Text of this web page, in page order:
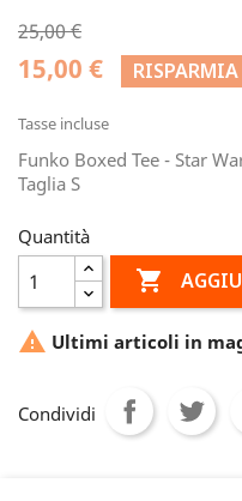
25,00 €
15,00 €
Tasse incluse
Funko Boxed Tee - Star
Taglia S
Quantità

 Ultimi articoli in
Condividi